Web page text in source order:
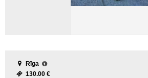
Rīga
130.00 €